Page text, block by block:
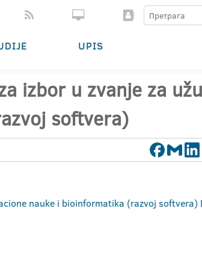
UPIS
izbor u zvanje za
softvera)
nauke i bioinformatika (razvoj softvera)